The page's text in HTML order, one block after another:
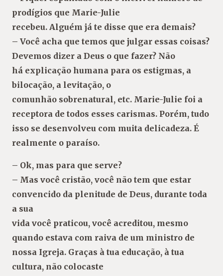
prodígios que Marie-Julie
recebeu. Alguém já te disse que era demais?
– Você acha que temos que julgar essas coisas?
Devemos dizer a Deus o que fazer? Não
há explicação humana para os estigmas, a
bilocação, a levitação, o
comunhão sobrenatural, etc. Marie-Julie foi a
receptora de todos esses carismas. Porém, tudo
isso se desenvolveu com muita delicadeza. É
realmente o paraíso.
– Ok, mas para que serve?
– Mas você cristão, você não tem que estar
convencido da plenitude de Deus, durante toda
a sua
vida você praticou, você acreditou, mesmo
quando estava com raiva de um ministro de
nossa Igreja. Graças à tua educação, à tua
cultura, não colocaste